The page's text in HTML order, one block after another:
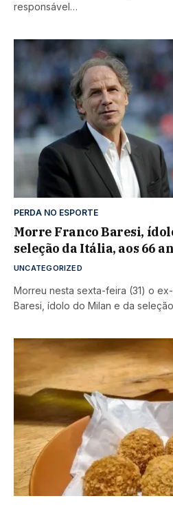
responsável…
PERDA NO ESPORTE
Morre Franco Baresi,
seleção da Itália, aos 66
UNCATEGORIZED
Morreu nesta sexta-feira (31) o
Baresi, ídolo do Milan e da